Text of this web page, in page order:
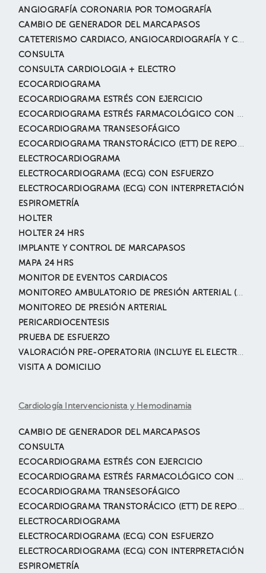
ANGIOGRAFÍA CORONARIA POR TOMOGRAFÍA
CAMBIO DE GENERADOR DEL MARCAPASOS
CATETERISMO CARDIACO, ANGIOCARDIOGRAFÍA Y CORONARIOGRAFÍA
CONSULTA
CONSULTA CARDIOLOGIA + ELECTRO
ECOCARDIOGRAMA
ECOCARDIOGRAMA ESTRÉS CON EJERCICIO
ECOCARDIOGRAMA ESTRÉS FARMACOLÓGICO CON DOBUTAMINA
ECOCARDIOGRAMA TRANSESOFÁGICO
ECOCARDIOGRAMA TRANSTORÁCICO (ETT) DE REPOSO
ELECTROCARDIOGRAMA
ELECTROCARDIOGRAMA (ECG) CON ESFUERZO
ELECTROCARDIOGRAMA (ECG) CON INTERPRETACIÓN
ESPIROMETRÍA
HOLTER
HOLTER 24 HRS
IMPLANTE Y CONTROL DE MARCAPASOS
MAPA 24 HRS
MONITOR DE EVENTOS CARDIACOS
MONITOREO AMBULATORIO DE PRESIÓN ARTERIAL (MAPA)
MONITOREO DE PRESIÓN ARTERIAL
PERICARDIOCENTESIS
PRUEBA DE ESFUERZO
VALORACIÓN PRE-OPERATORIA (INCLUYE EL ELECTROCARDIOGRAMA)
VISITA A DOMICILIO
Cardiología Intervencionista y Hemodinamia
CAMBIO DE GENERADOR DEL MARCAPASOS
CONSULTA
ECOCARDIOGRAMA ESTRÉS CON EJERCICIO
ECOCARDIOGRAMA ESTRÉS FARMACOLÓGICO CON DOBUTAMINA
ECOCARDIOGRAMA TRANSESOFÁGICO
ECOCARDIOGRAMA TRANSTORÁCICO (ETT) DE REPOSO
ELECTROCARDIOGRAMA
ELECTROCARDIOGRAMA (ECG) CON ESFUERZO
ELECTROCARDIOGRAMA (ECG) CON INTERPRETACIÓN
ESPIROMETRÍA